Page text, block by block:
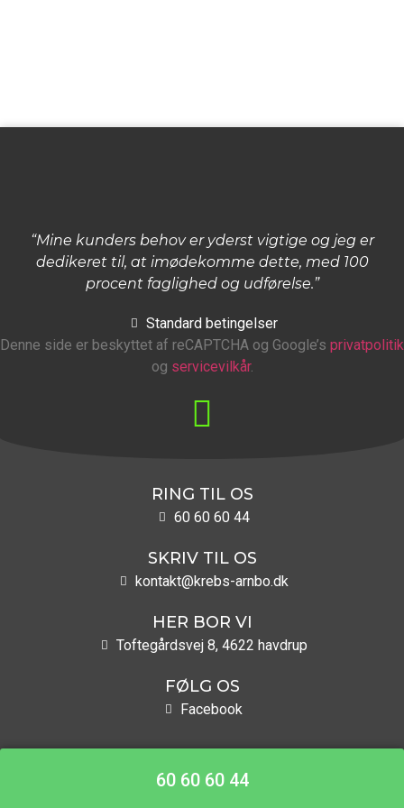
“Mine kunders behov er yderst vigtige og jeg er
dedikeret til, at imødekomme dette, med 100
procent faglighed og udførelse.”
Standard betingelser
Denne side er beskyttet af reCAPTCHA og Google’s privatpolitik
og servicevilkår.
RING TIL OS
60 60 60 44
SKRIV TIL OS
kontakt@krebs-arnbo.dk
HER BOR VI
Toftegårdsvej 8, 4622 havdrup
FØLG OS
Facebook
60 60 60 44